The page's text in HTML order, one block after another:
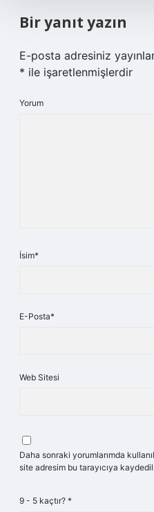
Bir yanıt yazın
E-posta adresiniz
* ile işaretlenmişlerdir
Yorum
İsim*
E-Posta*
Web Sitesi
Daha sonraki yorumlarımda
site adresim bu tarayıcıya
9 - 5 kaçtır? *